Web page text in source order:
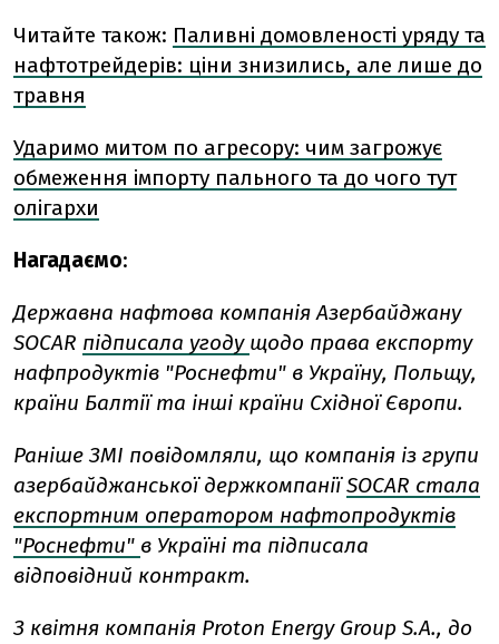
Читайте також: Паливні домовленості уряду та
нафтотрейдерів: ціни знизились, але лише до
травня
Ударимо митом по агресору: чим загрожує
обмеження імпорту пального та до чого тут
олігархи
Нагадаємо:
Державна нафтова компанія Азербайджану
SOCAR підписала угоду щодо права експорту
нафпродуктів "Роснефти" в Україну, Польщу,
країни Балтії та інші країни Східної Європи.
Раніше ЗМІ повідомляли, що компанія із групи
азербайджанської держкомпаніїSOCAR cтала
експортним оператором нафтопродуктів
"Роснефти" в Україні та підписала
відповідний контракт.
З квітня компанія Proton Energy Group S.A., до